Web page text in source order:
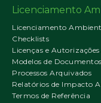
Licenciamento
Licenciamento
Checklists
Licenças e
Modelos de Documentos
Processos Arquivados
Relatórios de Impacto
Termos de Referência